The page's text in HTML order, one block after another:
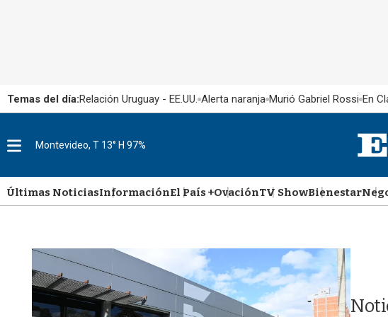
Temas del día:Relación Uruguay - EE.UU. Alerta naranja Murió Gabriel Rossi En
M
u
Montevideo, T 13° H 97%
Últimas NoticiasInformaciónEl País +OvaciónTV ShowBienestar